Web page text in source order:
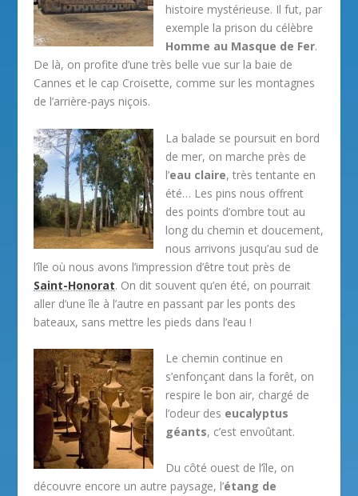
histoire mystérieuse. Il fut, par
exemple la prison du célèbre
Homme au Masque de Fer.
De là, on profite d’une très belle vue sur la baie de
Cannes et le cap Croisette, comme sur les montagnes
de l’arrière-pays niçois.
La balade se poursuit en bord
de mer, on marche près de
l’eau claire, très tentante en
été… Les pins nous offrent
des points d’ombre tout au
long du chemin et doucement,
nous arrivons jusqu’au sud de
l’île où nous avons l’impression d’être tout près de
Saint-Honorat. On dit souvent qu’en été, on pourrait
aller d’une île à l’autre en passant par les ponts des
bateaux, sans mettre les pieds dans l’eau !
Le chemin continue en
s’enfonçant dans la forêt, on
respire le bon air, chargé de
l’odeur des eucalyptus
géants, c’est envoûtant.
Du côté ouest de l’île, on
découvre encore un autre paysage, l’étang de